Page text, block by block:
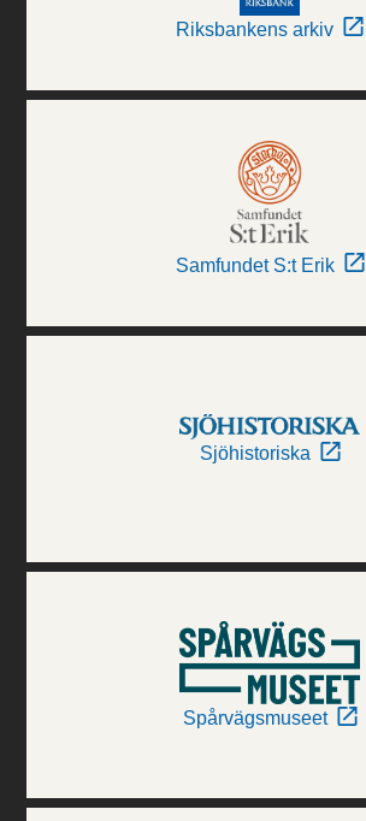
Riksbankens arkiv
Samfundet S:t Erik
Sjöhistoriska
Spårvägsmuseet